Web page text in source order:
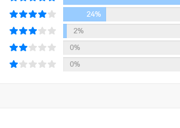
전기 충격 주는 걸 마다하지 않았다. 고대
적으로 문란해서가 아니라 그들에게 노예
들이 폭력적이어서가 아니라 동물은 물건이
람은 동물을 아끼고 악한 사람은 동물을 학
준법도 합법적으로 적용되지 않는 노동
살아가는 오늘날 이곳의 ‘저 아래 낮은 곳에
온 작가의 치열하지만 가난한, 세상에서
돌담 앞에서 살펴본 인간과 동물의 경계
24%
2%
0%
0%